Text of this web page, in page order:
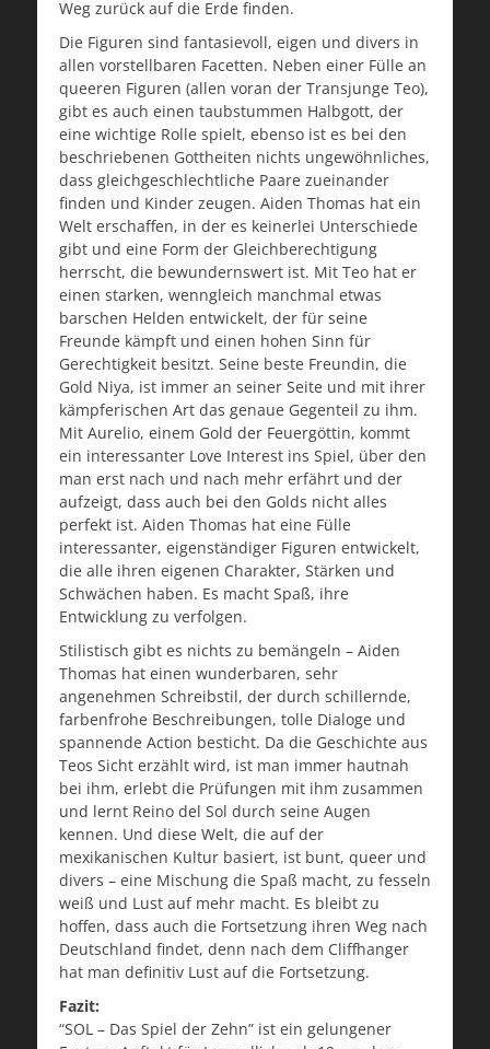
Weg zurück auf die Erde finden.
Die Figuren sind fantasievoll, eigen und divers in
allen vorstellbaren Facetten. Neben einer Fülle an
queeren Figuren (allen voran der Transjunge Teo),
gibt es auch einen taubstummen Halbgott, der
eine wichtige Rolle spielt, ebenso ist es bei den
beschriebenen Gottheiten nichts ungewöhnliches,
dass gleichgeschlechtliche Paare zueinander
finden und Kinder zeugen. Aiden Thomas hat ein
Welt erschaffen, in der es keinerlei Unterschiede
gibt und eine Form der Gleichberechtigung
herrscht, die bewundernswert ist. Mit Teo hat er
einen starken, wenngleich manchmal etwas
barschen Helden entwickelt, der für seine
Freunde kämpft und einen hohen Sinn für
Gerechtigkeit besitzt. Seine beste Freundin, die
Gold Niya, ist immer an seiner Seite und mit ihrer
kämpferischen Art das genaue Gegenteil zu ihm.
Mit Aurelio, einem Gold der Feuergöttin, kommt
ein interessanter Love Interest ins Spiel, über den
man erst nach und nach mehr erfährt und der
aufzeigt, dass auch bei den Golds nicht alles
perfekt ist. Aiden Thomas hat eine Fülle
interessanter, eigenständiger Figuren entwickelt,
die alle ihren eigenen Charakter, Stärken und
Schwächen haben. Es macht Spaß, ihre
Entwicklung zu verfolgen.
Stilistisch gibt es nichts zu bemängeln – Aiden
Thomas hat einen wunderbaren, sehr
angenehmen Schreibstil, der durch schillernde,
farbenfrohe Beschreibungen, tolle Dialoge und
spannende Action besticht. Da die Geschichte aus
Teos Sicht erzählt wird, ist man immer hautnah
bei ihm, erlebt die Prüfungen mit ihm zusammen
und lernt Reino del Sol durch seine Augen
kennen. Und diese Welt, die auf der
mexikanischen Kultur basiert, ist bunt, queer und
divers – eine Mischung die Spaß macht, zu fesseln
weiß und Lust auf mehr macht. Es bleibt zu
hoffen, dass auch die Fortsetzung ihren Weg nach
Deutschland findet, denn nach dem Cliffhanger
hat man definitiv Lust auf die Fortsetzung.
Fazit:
“SOL – Das Spiel der Zehn” ist ein gelungener